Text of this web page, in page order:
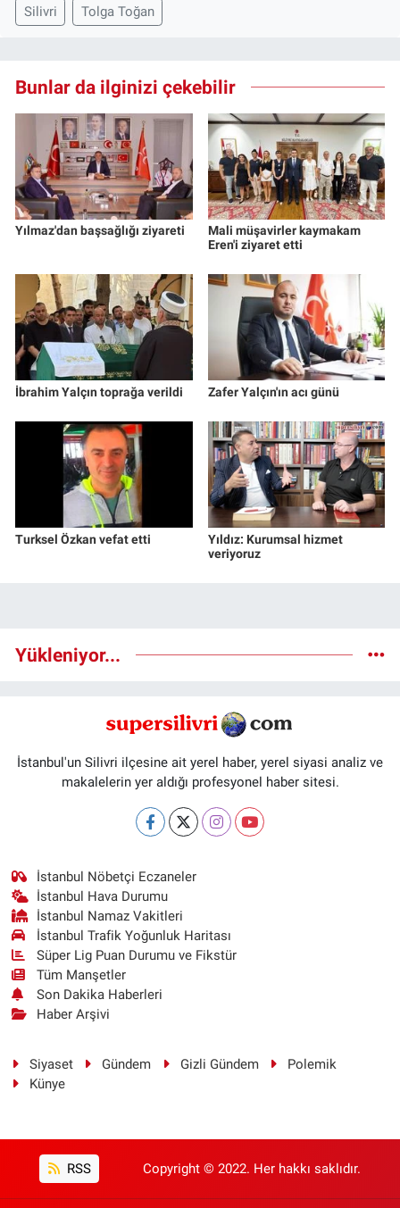
Silivri Tolga Toğan
Bunlar da ilginizi çekebilir
Yılmaz'dan başsağlığı ziyareti
Mali müşavirler kaymakam
Eren'i ziyaret etti
İbrahim Yalçın toprağa verildi Zafer Yalçın'ın acı günü
Turksel Özkan vefat etti
Yıldız: Kurumsal hizmet
veriyoruz
Yükleniyor...
İstanbul'un Silivri ilçesine ait yerel haber, yerel siyasi analiz ve
makalelerin yer aldığı profesyonel haber sitesi.
İstanbul Nöbetçi Eczaneler
İstanbul Hava Durumu
İstanbul Namaz Vakitleri
İstanbul Trafik Yoğunluk Haritası
Süper Lig Puan Durumu ve Fikstür
Tüm Manşetler
Son Dakika Haberleri
Haber Arşivi
Siyaset Gündem Gizli Gündem
Polemik
Künye
RSS Copyright © 2022. Her hakkı saklıdır.